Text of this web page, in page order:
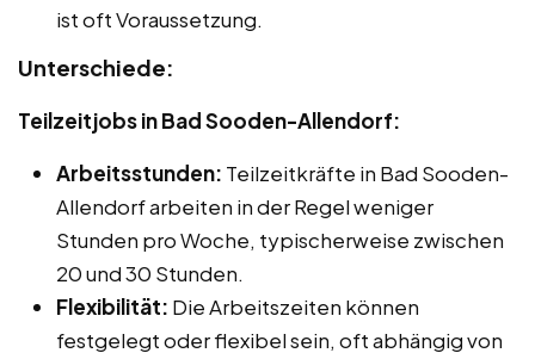
ist oft Voraussetzung.
Unterschiede:
Teilzeitjobs in Bad Sooden-Allendorf:
Arbeitsstunden: Teilzeitkräfte in Bad Sooden-
Allendorf arbeiten in der Regel weniger
Stunden pro Woche, typischerweise zwischen
20 und 30 Stunden.
Flexibilität: Die Arbeitszeiten können
festgelegt oder flexibel sein, oft abhängig von